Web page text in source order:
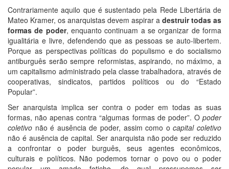
Contrariamente aquilo que é sustentado pela Rede Libertária de
Mateo Kramer, os anarquistas devem aspirar a destruir todas as
formas de poder, enquanto continuam a se organizar de forma
igualitária e livre, defendendo que as pessoas se auto-libertem.
Porque as perspectivas políticas do populismo e do socialismo
antiburguês serão sempre reformistas, aspirando, no máximo, a
um capitalismo administrado pela classe trabalhadora, através de
cooperativas, sindicatos, partidos políticos ou do “Estado
Popular”.
Ser anarquista implica ser contra o poder em todas as suas
formas, não apenas contra “algumas formas de poder”. O poder
coletivo não é ausência de poder, assim como ocapital coletivo
não é ausência de capital. Ser anarquista não pode ser reduzido
a confrontar o poder burguês, seus agentes econômicos,
culturais e políticos. Não podemos tornar o povo ou o poder